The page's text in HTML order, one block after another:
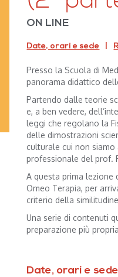
ON LINE
Date, orari e sede
Presso la Scuola di
panorama didattico
Partendo dalle teorie
e, a ben vedere,
leggi che regolano la
delle dimostrazioni
culturale cui non
professionale del prof.
A questa prima lezione
Omeo Terapia, per
criterio della
Una serie di contenuti
preparazione più
Date, orari e